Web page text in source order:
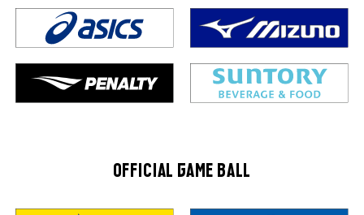
OFFICIAL GAME BALL